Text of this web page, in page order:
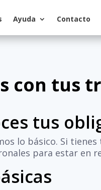
Ayuda Contacto
con tus
tus
lo básico. Si
para estar en